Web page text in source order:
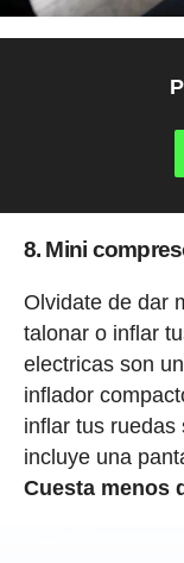
8. Mini
Olvidate de dar
talonar o inflar
electricas son
inflador
inflar tus ruedas
incluye una
Cuesta menos